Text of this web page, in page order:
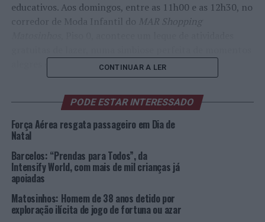
educativos. Aos domingos, entre as 11h00 e as 12h30, no
corredor de Moda Infantil do MAR Shopping
divertidas e em família. A Preguiça, a mascote dos
“Dominguinhos”, também não fica em casa… Espera
todos os domingos de manhã por mais uma brincadeira
Imagem: MSM.
TÓPICOS RELACIONADOS: ATIVIDADES
DESTAQUE
DOMINGUINHOS
MAR SHOPPING MATOSINHOS
CONTINUAR A LER
PODE ESTAR INTERESSADO
Força Aérea resgata passageiro em Dia de
Natal
Barcelos: “Prendas para Todos”, da
Intensify World, com mais de mil crianças já
apoiadas
Matosinhos: Homem de 38 anos detido por
exploração ilícita de jogo de fortuna ou azar